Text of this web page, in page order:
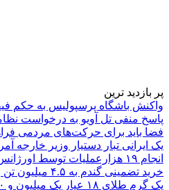
پر بازدید ترین
واکنش باشگاه پرسپولیس به حکم
پاسخ منفی تل آویو به درخواست
فضا باید برای حرکت‌های مردمی
یک ایرانی تبار دستیار وزیر خارجه
انجام ۱۹ هزارعملیات توسط اورژانس کرمانشاه/آمار بالای مزاحمت تلفنی
خرید تضمینی گندم به ۴.۵ میلیون تن رسید
یک گرم طلای ۱۸ عیار یک میلیون و ۲۱۰ هزار تومان معامله شد